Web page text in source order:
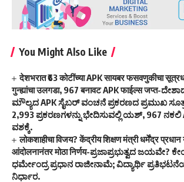
You Might Also Like
देशभरात ₹63 कोटींच्या APK सायबर फसवणुकीचा
गुन्ह्यांचा उलगडा, 967 बनावट APK फाईल्स जप्त-
ಮೌಲ್ಯದ APK ಸೈಬರ್ ವಂಚನೆ ಪ್ರಕರಣದ ಪ್ರಮುಖ
2,993 ಪ್ರಕರಣಗಳನ್ನು ಭೇದಿಸುವಲ್ಲಿ ಯಶ್, 967 ನಕಲಿ
ವಶಕ್ಕೆ.
लोकशाहीचा विजय? केंद्रीय शिक्षण मंत्री धर्मेंद्र प्रधान
आंदोलनानंतर मोठा निर्णय-ಪ್ರಜಾಪ್ರಭುತ್ವದ ಜಯವೇ?
ಧರ್ಮೇಂದ್ರ ಪ್ರಧಾನ ರಾಜೀನಾಮೆ; ವಿದ್ಯಾರ್ಥಿ
ನಿರ್ಧಾರ.